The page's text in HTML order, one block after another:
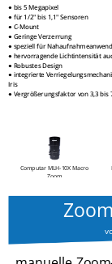
● bis 5 Megapixel
● für 1/2" bis 1,1" Sensoren
● C-Mount
● Geringe Verzerrung
● speziell für
● hervorragende Lichtintensität
● Robustes Design
● integrierte
Iris
● Vergrößerungsfaktor von 3,3 bis
Computar MLH-10X Macro
Zoom